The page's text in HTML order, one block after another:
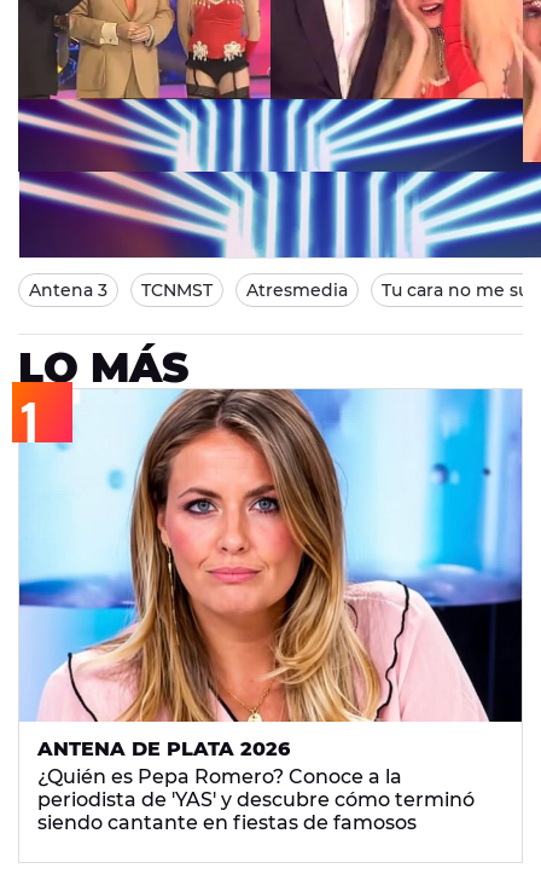
Antena 3 TCNMST Atresmedia Tu cara no me
LO MÁS
ANTENA DE PLATA 2026
¿Quién es Pepa Romero? Conoce a la
periodista de 'YAS' y descubre cómo terminó
siendo cantante en fiestas de famosos